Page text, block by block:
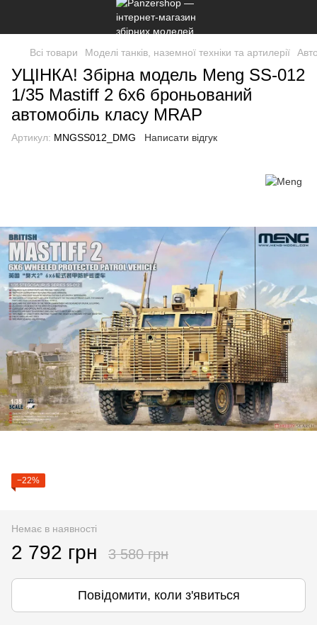
Всі товари Моделі танків, наземної техніки та артилерії
УЦІНКА! Збірна модель Meng SS-012
1/35 Mastiff 2 6x6 броньований
автомобіль класу MRAP
Артикул: MNGSS012_DMG Написати відгук
−22%
Немає в наявності
2 792 грн 3 580 грн
Повідомити, коли з'явиться